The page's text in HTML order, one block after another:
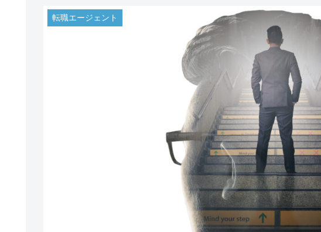
転職エージェント